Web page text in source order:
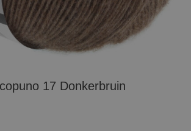
17 Donkerbruin